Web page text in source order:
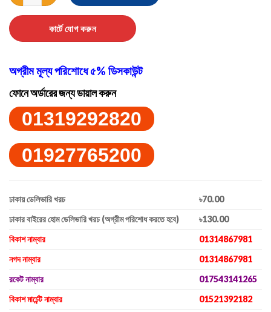
কার্টে যোগ করুন
অগ্রীম মূল্য পরিশোধে ৫% ডিসকাউন্ট
ফোনে অর্ডারের জন্য ডায়াল করুন
01319292820
01927765200
ঢাকায় ডেলিভারি খরচ
৳70.00
ঢাকার বাইরের হোম ডেলিভারি খরচ (অগ্রীম পরিশোধ করতে হবে)
৳130.00
বিকাশ নাম্বার
01314867981
নগদ নাম্বার
01314867981
রকেট নাম্বার
017543141265
বিকাশ মার্চেন্ট নাম্বার
01521392182